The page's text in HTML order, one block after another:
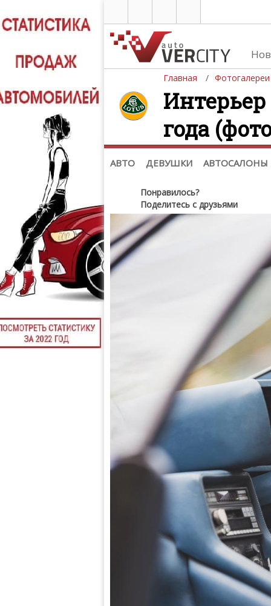
Главная Фотогалереи
года
АВТО ДЕВУШКИ АВТОСАЛОНЫ
Автомобили
Последние добавления
Список марок
(+1102)
Понравилось?
Поделитесь с друзьями